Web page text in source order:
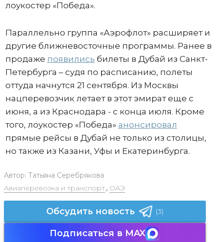
лоукостер «Победа».
Параллельно группа «Аэрофлот» расширяет и
другие ближневосточные программы. Ранее в
продаже появились билеты в Дубай из Санкт-
Петербурга – судя по расписанию, полеты
оттуда начнутся 21 сентября. Из Москвы
нацперевозчик летает в этот эмират еще с
июня, а из Краснодара - с конца июля. Кроме
того, лоукостер «Победа» анонсировал
прямые рейсы в Дубай не только из столицы,
но также из Казани, Уфы и Екатеринбурга.
Автор: Татьяна Серебрякова
Авиаперевозка и транспорт, ОАЭ
Обсудить новость (3)
Подписаться в MAX